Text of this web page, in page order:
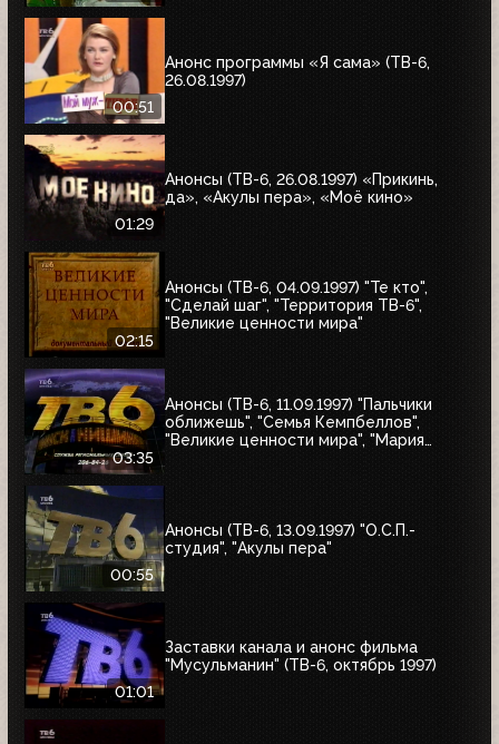
00:51
Анонс программы «Я сама» (ТВ-6,
26.08.1997)
01:29
Анонсы (ТВ-6, 26.08.1997) «Прикинь,
да», «Акулы пера», «Моё кино»
02:15
Анонсы (ТВ-6, 04.09.1997) "Те кто",
"Сделай шаг", "Территория ТВ-6",
"Великие ценности мира"
03:35
Анонсы (ТВ-6, 11.09.1997) "Пальчики
оближешь", "Семья Кемпбеллов",
"Великие ценности мира", "Мария
00:55
Анонсы (ТВ-6, 13.09.1997) "О.С.П.-
студия", "Акулы пера"
01:01
Заставки канала и анонс фильма
"Мусульманин" (ТВ-6, октябрь 1997)